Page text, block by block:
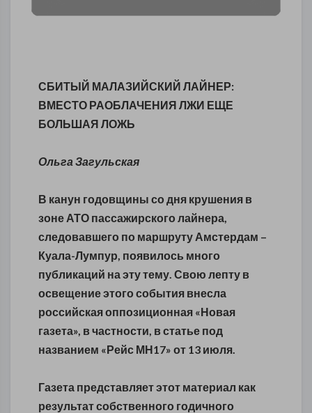
СБИТЫЙ МАЛАЗИЙСКИЙ ЛАЙНЕР:
ВМЕСТО РАОБЛАЧЕНИЯ ЛЖИ ЕЩЕ
БОЛЬШАЯ ЛОЖЬ
Ольга Загульская
В канун годовщины со дня крушения в
зоне АТО пассажирского лайнера,
следовавшего по маршруту Амстердам –
Куала-Лумпур, появилось много
публикаций на эту тему. Свою лепту в
освещение этого события внесла
российская оппозиционная «Новая
газета», в частности, в статье под
названием «Рейс МН17» от 13 июля.
Газета представляет этот материал как
результат собственного годичного